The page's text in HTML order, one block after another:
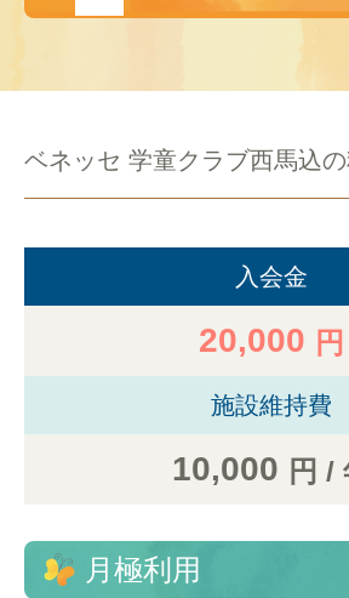
ベネッセ 学童クラブ西馬込
入会金
20,000 円
施設維持費
10,000 円 /
月極利用